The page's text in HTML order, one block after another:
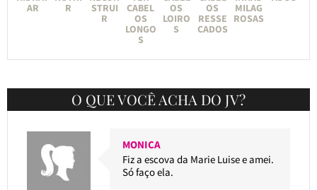
AR
R
STRUI
R
CABEL
OS
LONGO
S
OS
LOIRO
S
OS
RESSE
CADOS
MILAG
ROSAS
O QUE VOCÊ ACHA DO JV?
MONICA
Fiz a escova da Marie Luise e amei.
Só faço ela.